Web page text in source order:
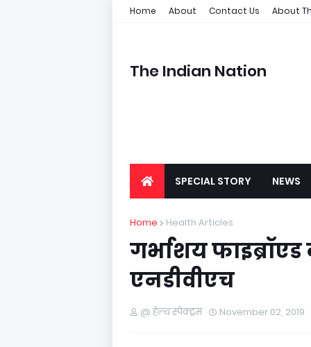
Home About Contact Us About
The Indian Nation
SPECIAL STORY NEWS
Home Health Articles
गर्भाशय
एनडीवीएच
@ हेल्थ स्पेक्ट्रम November 02, 2019